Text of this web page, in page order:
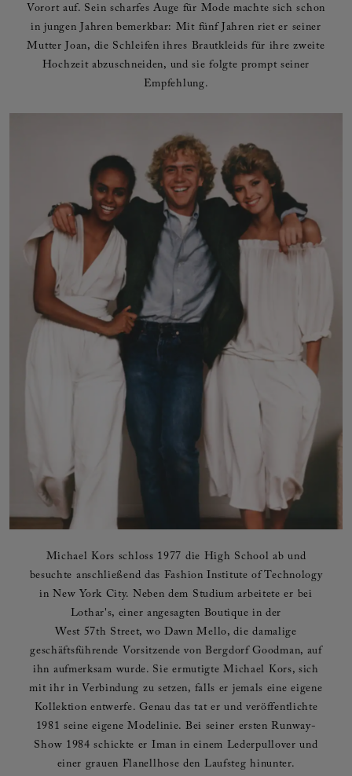
Vorort auf. Sein scharfes Auge für Mode machte sich schon
in jungen Jahren bemerkbar: Mit fünf Jahren riet er seiner
Mutter Joan, die Schleifen ihres Brautkleids für ihre zweite
Hochzeit abzuschneiden, und sie folgte prompt seiner
Empfehlung.
Michael Kors schloss 1977 die High School ab und
besuchte anschließend das Fashion Institute of Technology
in New York City. Neben dem Studium arbeitete er bei
Lothar's, einer angesagten Boutique in der
West 57th Street, wo Dawn Mello, die damalige
geschäftsführende Vorsitzende von Bergdorf Goodman, auf
ihn aufmerksam wurde. Sie ermutigte Michael Kors, sich
mit ihr in Verbindung zu setzen, falls er jemals eine eigene
Kollektion entwerfe. Genau das tat er und veröffentlichte
1981 seine eigene Modelinie. Bei seiner ersten Runway-
Show 1984 schickte er Iman in einem Lederpullover und
einer grauen Flanellhose den Laufsteg hinunter.